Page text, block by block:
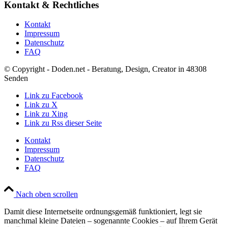
Kontakt & Rechtliches
Kontakt
Impressum
Datenschutz
FAQ
© Copyright - Doden.net - Beratung, Design, Creator in 48308
Senden
Link zu Facebook
Link zu X
Link zu Xing
Link zu Rss dieser Seite
Kontakt
Impressum
Datenschutz
FAQ
Nach oben scrollen
Damit diese Internetseite ordnungsgemäß funktioniert, legt sie
manchmal kleine Dateien – sogenannte Cookies – auf Ihrem Gerät